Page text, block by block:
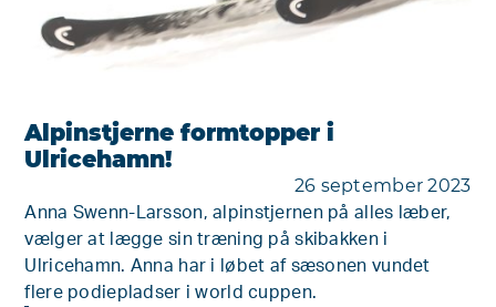
Alpinstjerne formtopper i
Ulricehamn!
26 september 2023
Anna Swenn-Larsson, alpinstjernen på alles læber,
vælger at lægge sin træning på skibakken i
Ulricehamn. Anna har i løbet af sæsonen vundet
flere podiepladser i world cuppen.